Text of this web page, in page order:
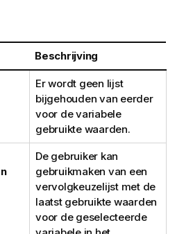
Beschrijving
Er wordt geen lijst
bijgehouden van eerder
voor de variabele
gebruikte waarden.
De gebruiker kan
gebruikmaken van een
vervolgkeuzelijst met de
laatst gebruikte waarden
voor de geselecteerde